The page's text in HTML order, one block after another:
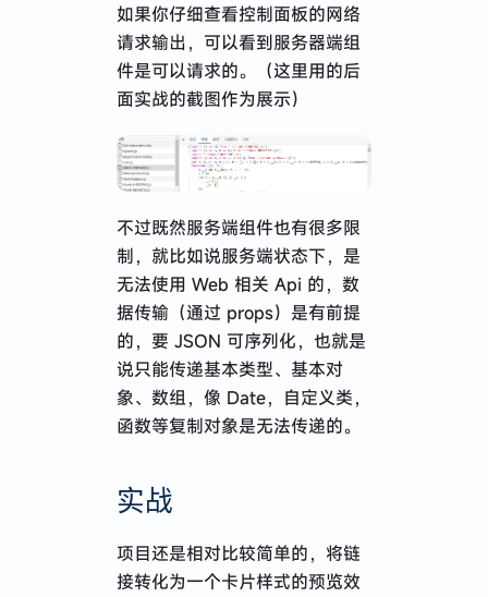
如果你仔细查看控制面板的网络
请求输出，可以看到服务器端组
件是可以请求的。（这里用的后
面实战的截图作为展示）
不过既然服务端组件也有很多限
制，就比如说服务端状态下，是
无法使用 Web 相关 Api 的，数
据传输（通过 props）是有前提
的，要 JSON 可序列化，也就是
说只能传递基本类型、基本对
象、数组，像 Date，自定义类，
函数等复制对象是无法传递的。
实战
项目还是相对比较简单的，将链
接转化为一个卡片样式的预览效